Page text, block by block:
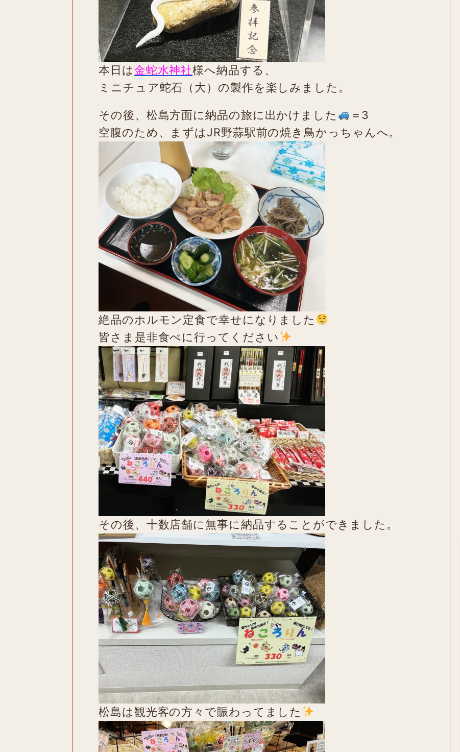
本日は金蛇水神社様へ納品する、
ミニチュア蛇石（大）の製作を楽しみました。
その後、松島方面に納品の旅に出かけました
＝3
空腹のため、まずはJR野蒜駅前の焼き鳥かっちゃんへ。
絶品のホルモン定食で幸せになりました
皆さま是非食べに行ってください
その後、十数店舗に無事に納品することができました。
松島は観光客の方々で賑わってました